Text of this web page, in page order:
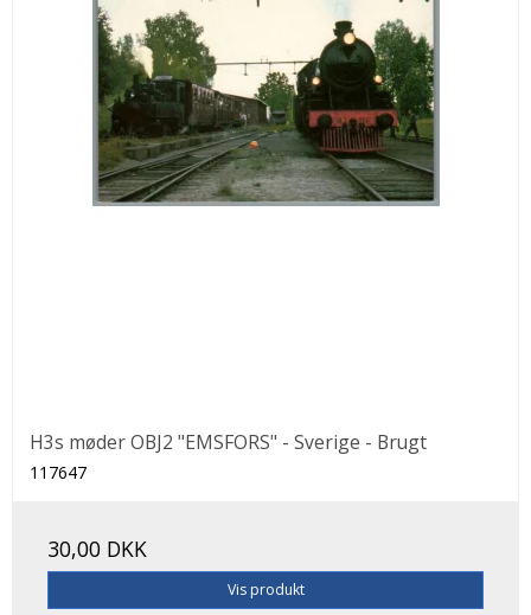
H3s møder OBJ2 "EMSFORS" - Sverige - Brugt
117647
30,00 DKK
Vis produkt